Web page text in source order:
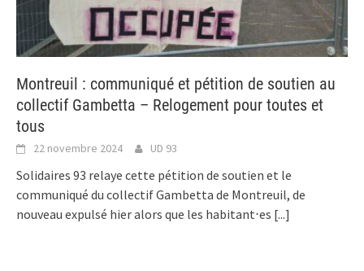
Montreuil : communiqué et pétition de soutien au
collectif Gambetta – Relogement pour toutes et
tous
22 novembre 2024 UD 93
Solidaires 93 relaye cette pétition de soutien et le
communiqué du collectif Gambetta de Montreuil, de
nouveau expulsé hier alors que les habitant⋅es [...]